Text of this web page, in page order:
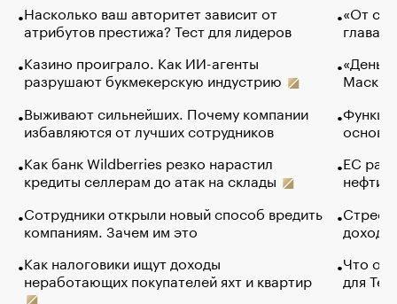
Насколько ваш авторитет зависит от
атрибутов престижа? Тест для лидеров
Казино проиграло. Как ИИ-агенты
разрушают букмекерскую индустрию
Выживают сильнейших. Почему компании
избавляются от лучших сотрудников
Как банк Wildberries резко нарастил
кредиты селлерам до атак на склады
Сотрудники открыли новый способ вредить
компаниям. Зачем им это
Как налоговики ищут доходы
неработающих покупателей яхт и квартир
«От
глава
Маск в
основ
ЕС
нефти
Что
для